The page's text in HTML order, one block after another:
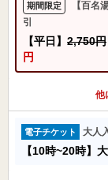
期間限定
【百名
引
【平日】 2,750円
円
他
電子チケット 大人
【10時~20時】